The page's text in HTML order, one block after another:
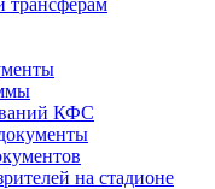
трансферам
КФС
на стадионе